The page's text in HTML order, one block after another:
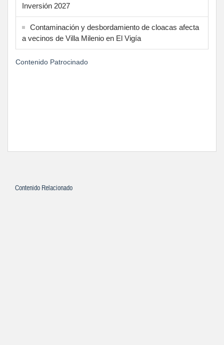
Inversión 2027
Contaminación y desbordamiento de cloacas afecta
a vecinos de Villa Milenio en El Vigía
Contenido Patrocinado
Contenido Relacionado